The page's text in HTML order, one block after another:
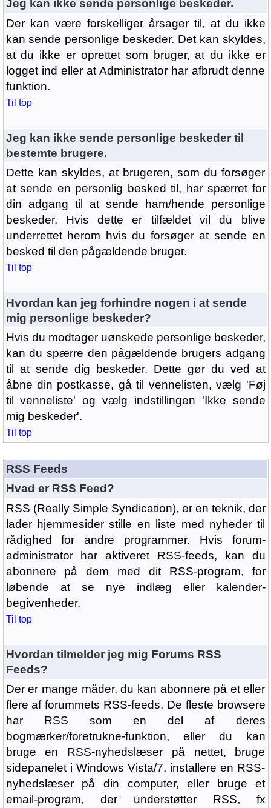
Jeg kan ikke sende personlige beskeder.
Der kan være forskelliger årsager til, at du ikke
kan sende personlige beskeder. Det kan skyldes,
at du ikke er oprettet som bruger, at du ikke er
logget ind eller at Administrator har afbrudt denne
funktion.
Til top
Jeg kan ikke sende personlige beskeder til
bestemte brugere.
Dette kan skyldes, at brugeren, som du forsøger
at sende en personlig besked til, har spærret for
din adgang til at sende ham/hende personlige
beskeder. Hvis dette er tilfældet vil du blive
underrettet herom hvis du forsøger at sende en
besked til den pågældende bruger.
Til top
Hvordan kan jeg forhindre nogen i at sende
mig personlige beskeder?
Hvis du modtager uønskede personlige beskeder,
kan du spærre den pågældende brugers adgang
til at sende dig beskeder. Dette gør du ved at
åbne din postkasse, gå til vennelisten, vælg 'Føj
til venneliste' og vælg indstillingen 'Ikke sende
mig beskeder'.
Til top
RSS Feeds
Hvad er RSS Feed?
RSS (Really Simple Syndication), er en teknik, der
lader hjemmesider stille en liste med nyheder til
rådighed for andre programmer. Hvis forum-
administrator har aktiveret RSS-feeds, kan du
abonnere på dem med dit RSS-program, for
løbende at se nye indlæg eller kalender-
begivenheder.
Til top
Hvordan tilmelder jeg mig Forums RSS
Feeds?
Der er mange måder, du kan abonnere på et eller
flere af forummets RSS-feeds. De fleste browsere
har RSS som en del af deres
bogmærker/foretrukne-funktion, eller du kan
bruge en RSS-nyhedslæser på nettet, bruge
sidepanelet i Windows Vista/7, installere en RSS-
nyhedslæser på din computer, eller bruge et
email-program, der understøtter RSS, fx